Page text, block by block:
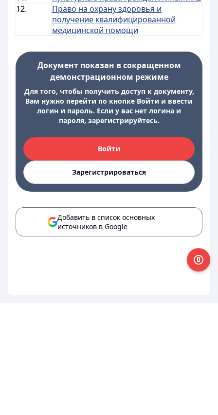
12.
Право на охрану здоровья и
получение квалифицированной
медицинской помощи
Документ показан в сокращенном
демонстрационном режиме
Для того, чтобы получить доступ к документу,
Вам нужно перейти по кнопке Войти и ввести
логин и пароль. Если у вас нет логина и
пароля, зарегистрируйтесь.
Войти
Зарегистрироваться
Добавить в список основных
источников в Google